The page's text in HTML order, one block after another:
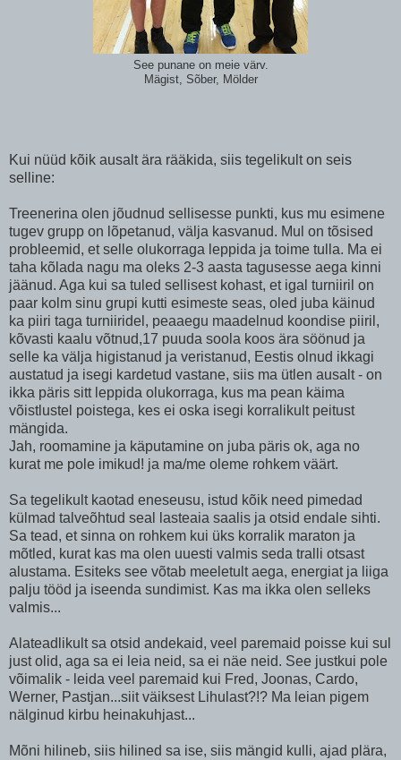
See punane on meie värv.
Mägist, Sõber, Mölder
Kui nüüd kõik ausalt ära rääkida, siis tegelikult on seis
selline:
Treenerina olen jõudnud sellisesse punkti, kus mu esimene
tugev grupp on lõpetanud, välja kasvanud. Mul on tõsised
probleemid, et selle olukorraga leppida ja toime tulla. Ma ei
taha kõlada nagu ma oleks 2-3 aasta tagusesse aega kinni
jäänud. Aga kui sa tuled sellisest kohast, et igal turniiril on
paar kolm sinu grupi kutti esimeste seas, oled juba käinud
ka piiri taga turniiridel, peaaegu maadelnud koondise piiril,
kõvasti kaalu võtnud,17 puuda soola koos ära söönud ja
selle ka välja higistanud ja veristanud, Eestis olnud ikkagi
austatud ja isegi kardetud vastane, siis ma ütlen ausalt - on
ikka päris sitt leppida olukorraga, kus ma pean käima
võistlustel poistega, kes ei oska isegi korralikult peitust
mängida.
Jah, roomamine ja käputamine on juba päris ok, aga no
kurat me pole imikud! ja ma/me oleme rohkem väärt.
Sa tegelikult kaotad eneseusu, istud kõik need pimedad
külmad talveõhtud seal lasteaia saalis ja otsid endale sihti.
Sa tead, et sinna on rohkem kui üks korralik maraton ja
mõtled, kurat kas ma olen uuesti valmis seda tralli otsast
alustama. Esiteks see võtab meeletult aega, energiat ja liiga
palju tööd ja iseenda sundimist. Kas ma ikka olen selleks
valmis...
Alateadlikult sa otsid andekaid, veel paremaid poisse kui sul
just olid, aga sa ei leia neid, sa ei näe neid. See justkui pole
võimalik - leida veel paremaid kui Fred, Joonas, Cardo,
Werner, Pastjan...siit väiksest Lihulast?!? Ma leian pigem
nälginud kirbu heinakuhjast...
Mõni hilineb, siis hilined sa ise, siis mängid kulli, ajad plära,